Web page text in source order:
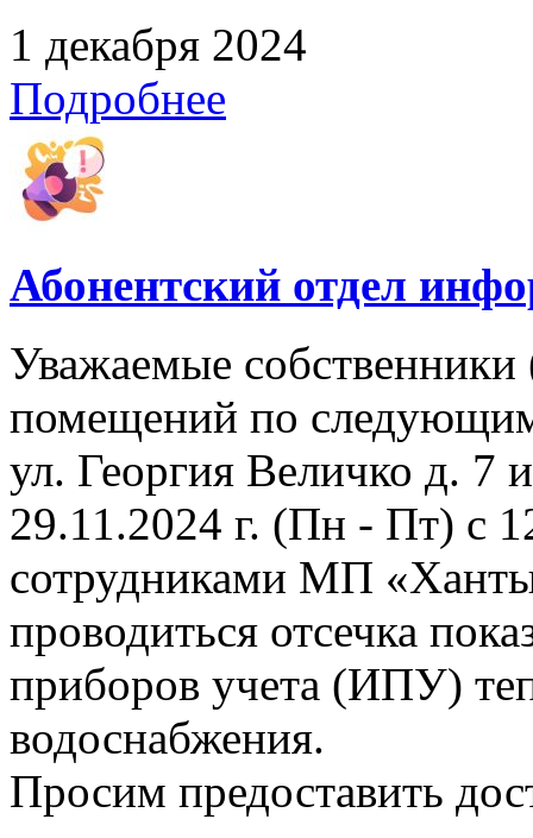
1 декабря 2024
Подробнее
Абонентский отдел
Уважаемые
помещений по
ул. Георгия Величко д. 7
29.11.2024 г. (Пн - Пт) с
сотрудниками МП
проводиться отсечка
приборов учета (ИПУ)
водоснабжения.
Просим предоставить